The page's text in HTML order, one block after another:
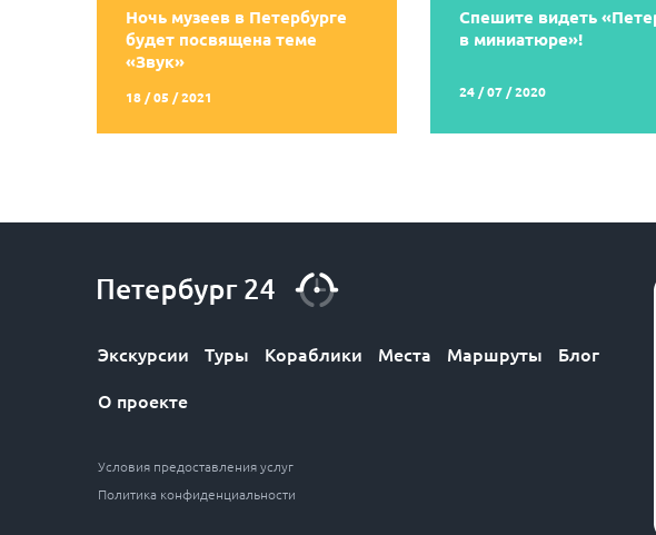
Ночь музеев в Петербурге
будет посвящена теме
«Звук»
18 / 05 / 2021
Спешите видеть
в миниатюре»!
24 / 07 / 2020
Экскурсии Туры Кораблики Места Маршруты
Блог
О проекте
Условия предоставления услуг
Политика конфиденциальности